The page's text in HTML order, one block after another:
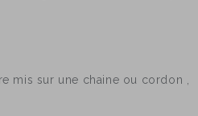
mis sur une chaine ou cordon ,